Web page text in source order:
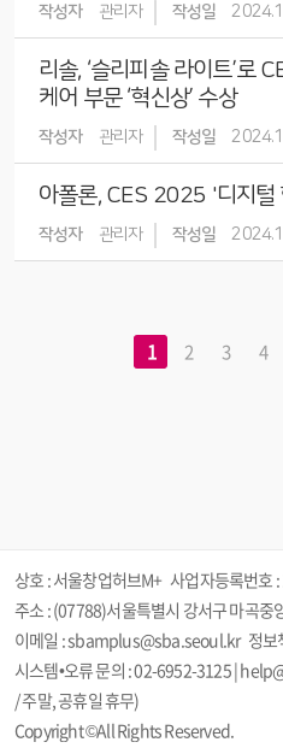
작성자 관리자 작성일
리솔, ‘슬리피솔 라이트’로
케어 부문 ‘혁신상’ 수상
작성자 관리자 작성일
아폴론, CES 2025 '디지털
작성자 관리자 작성일
1 2 3 4
상호 : 서울창업허브M+ 사업자등록번호 :
주소 : (07788)서울특별시 강서구 마곡중
이메일 : sbamplus@sba.seoul.kr 정보
시스템•오류 문의 : 02-6952-3125 |
/ 주말, 공휴일 휴무)
Copyright ©All Rights Reserved.